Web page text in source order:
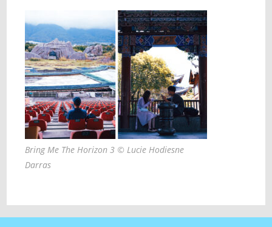
Bring Me The Horizon 3 © Lucie Hodiesne
Darras